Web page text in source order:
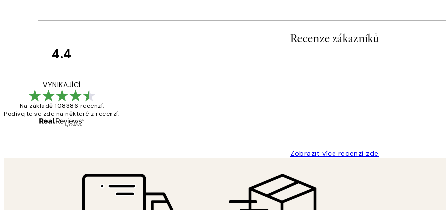
Recenze zákazníků
4.4
VYNIKAJÍCÍ
Na základě 108386 recenzí.
Podívejte se zde na některé z recenzí.
Zobrazit více recenzí zde